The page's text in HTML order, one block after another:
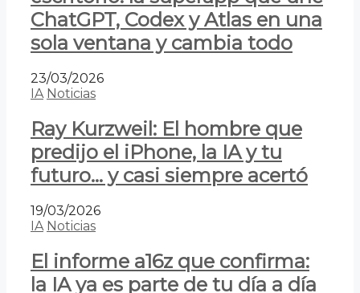
ChatGPT, Codex y Atlas en una
sola ventana y cambia todo
23/03/2026
IA Noticias
Ray Kurzweil: El hombre que
predijo el iPhone, la IA y tu
futuro… y casi siempre acertó
19/03/2026
IA Noticias
El informe a16z que confirma:
la IA ya es parte de tu día a día